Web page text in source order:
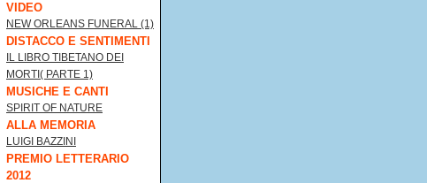
VIDEO
NEW ORLEANS FUNERAL (1)
DISTACCO E SENTIMENTI
IL LIBRO TIBETANO DEI
MORTI( PARTE 1)
MUSICHE E CANTI
SPIRIT OF NATURE
ALLA MEMORIA
LUIGI BAZZINI
PREMIO LETTERARIO
2012